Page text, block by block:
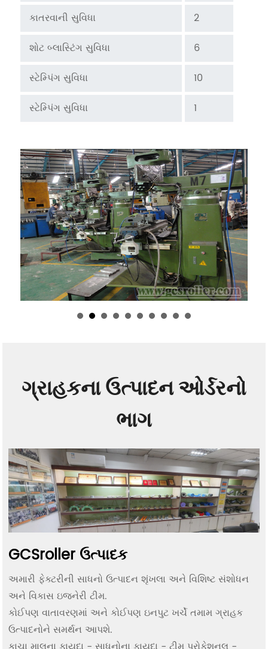
કાતરવાની સુવિધા
2
શોટ બ્લાસ્ટિંગ સુવિધા
6
સ્ટેમ્પિંગ સુવિધા
10
સ્ટેમ્પિંગ સુવિધા
1
ગ્રાહકના ઉત્પાદન ઓર્ડરનો
ભાગ
GCSroller ઉત્પાદક
અમારી ફેક્ટરીની સાધનો ઉત્પાદન શૃંખલા અને વિશિષ્ટ સંશોધન
અને વિકાસ ઇજનેરી ટીમ.
કોઈપણ વાતાવરણમાં અને કોઈપણ ઇનપુટ ખર્ચે તમામ ગ્રાહક
ઉત્પાદનોને સમર્થન આપશે.